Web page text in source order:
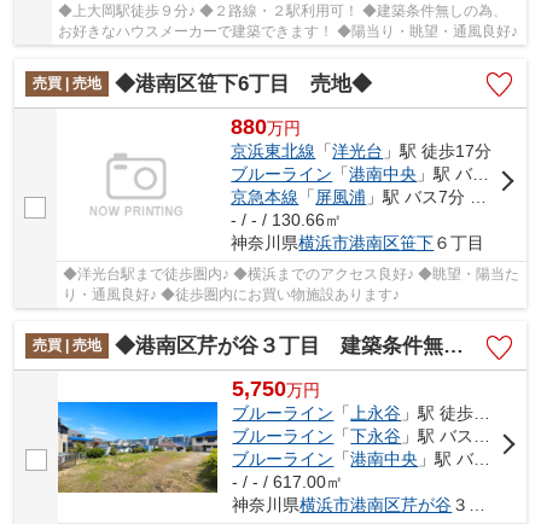
◆上大岡駅徒歩９分♪ ◆２路線・２駅利用可！ ◆建築条件無しの為、
お好きなハウスメーカーで建築できます！ ◆陽当り・眺望・通風良好♪
売買 | 売地 ◆港南区笹下6丁目 売地◆
880万円
京浜東北線 「洋光台 」駅 徒歩17分
ブルーライン 「港南中央 」駅 バス8分 「グリーンタウン中央（神奈川県）」 停歩2分
京急本線 「屏風浦 」駅 バス7分 「洋光台一丁目」 停歩8分
- / - / 130.66㎡
神奈川県横浜市港南区笹下６丁目
◆洋光台駅まで徒歩圏内♪ ◆横浜までのアクセス良好♪ ◆眺望・陽当た
り・通風良好♪ ◆徒歩圏内にお買い物施設あります♪
売買 | 売地 ◆港南区芹が谷３丁目 建築条件無し売地◆
5,750万円
ブルーライン 「上永谷 」駅 徒歩20分
ブルーライン 「下永谷 」駅 バス8分 「芹が谷」 停歩5分
ブルーライン 「港南中央 」駅 バス9分 「上永谷中学校前」 停歩16分
- / - / 617.00㎡
神奈川県横浜市港南区芹が谷３丁目